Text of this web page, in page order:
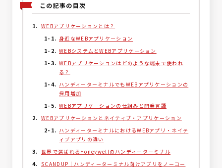
この記事の目次
WEBアプリケーションとは？
身近なWEBアプリケーション
WEBシステムとWEBアプリケーション
WEBアプリケーションはどのような端末で使われ
る？
ハンディーターミナルでもWEBアプリケーションの
採用増加
WEBアプリケーションの仕組みと開発言語
WEBアプリケーションとネイティブ・アプリケーション
ハンディーターミナルにおけるWEBアプリ・ネイテ
ィブアプリの違い
世界で選ばれるHoneywellのハンディーターミナル
SCANDUP｜ハンディーターミナル向けアプリをノーコー